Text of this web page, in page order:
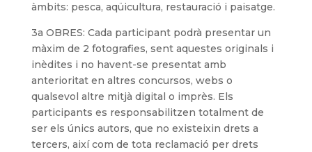
àmbits: pesca, aqüicultura, restauració i paisatge.
3a OBRES: Cada participant podrà presentar un
màxim de 2 fotografies, sent aquestes originals i
inèdites i no havent-se presentat amb
anterioritat en altres concursos, webs o
qualsevol altre mitjà digital o imprès. Els
participants es responsabilitzen totalment de
ser els únics autors, que no existeixin drets a
tercers, així com de tota reclamació per drets